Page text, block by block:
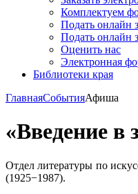
Комплектуем
Подать онлайн
Подать онлайн
Оценить нас
Электронная
Библиотеки края
ГлавнаяСобытияАфиша
«Введение в
Отдел литературы по
(1925−1987).